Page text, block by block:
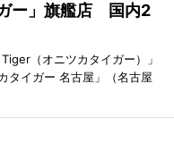
ー」旗艦店 国内2
（オニツカタイガー）」
タイガー 名古屋」（名古屋